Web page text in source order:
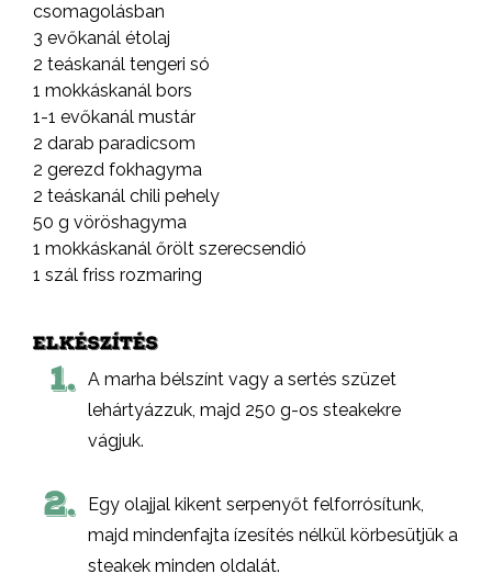
csomagolásban
3 evőkanál étolaj
2 teáskanál tengeri só
1 mokkáskanál bors
1-1 evőkanál mustár
2 darab paradicsom
2 gerezd fokhagyma
2 teáskanál chili pehely
50 g vöröshagyma
1 mokkáskanál őrölt szerecsendió
1 szál friss rozmaring
ELKÉSZÍTÉS
1. A marha bélszínt vagy a sertés szüzet
lehártyázzuk, majd 250 g-os steakekre
vágjuk.
2.
Egy olajjal kikent serpenyőt felforrósítunk,
majd mindenfajta ízesítés nélkül körbesütjük a
steakek minden oldalát.